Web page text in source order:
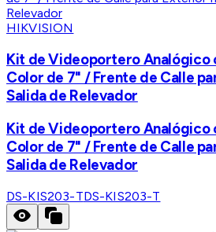
HIKVISION
Kit de Videoportero Analógico
Color de 7" / Frente de Calle
Salida de Relevador
Kit de Videoportero Analógico
Color de 7" / Frente de Calle
Salida de Relevador
DS-KIS203-TDS-KIS203-T